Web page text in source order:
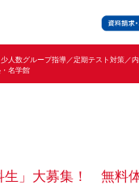
人数グループ指導／定期テスト対策／
名学館
生」大募集！ 無料